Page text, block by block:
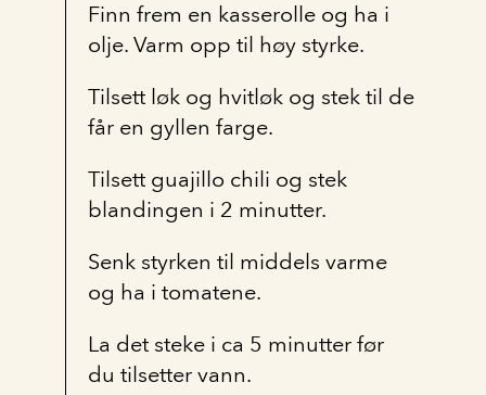
Finn frem en kasserolle og ha i
olje. Varm opp til høy styrke.
Tilsett løk og hvitløk og stek til de
får en gyllen farge.
Tilsett guajillo chili og stek
blandingen i 2 minutter.
Senk styrken til middels varme
og ha i tomatene.
La det steke i ca 5 minutter før
du tilsetter vann.